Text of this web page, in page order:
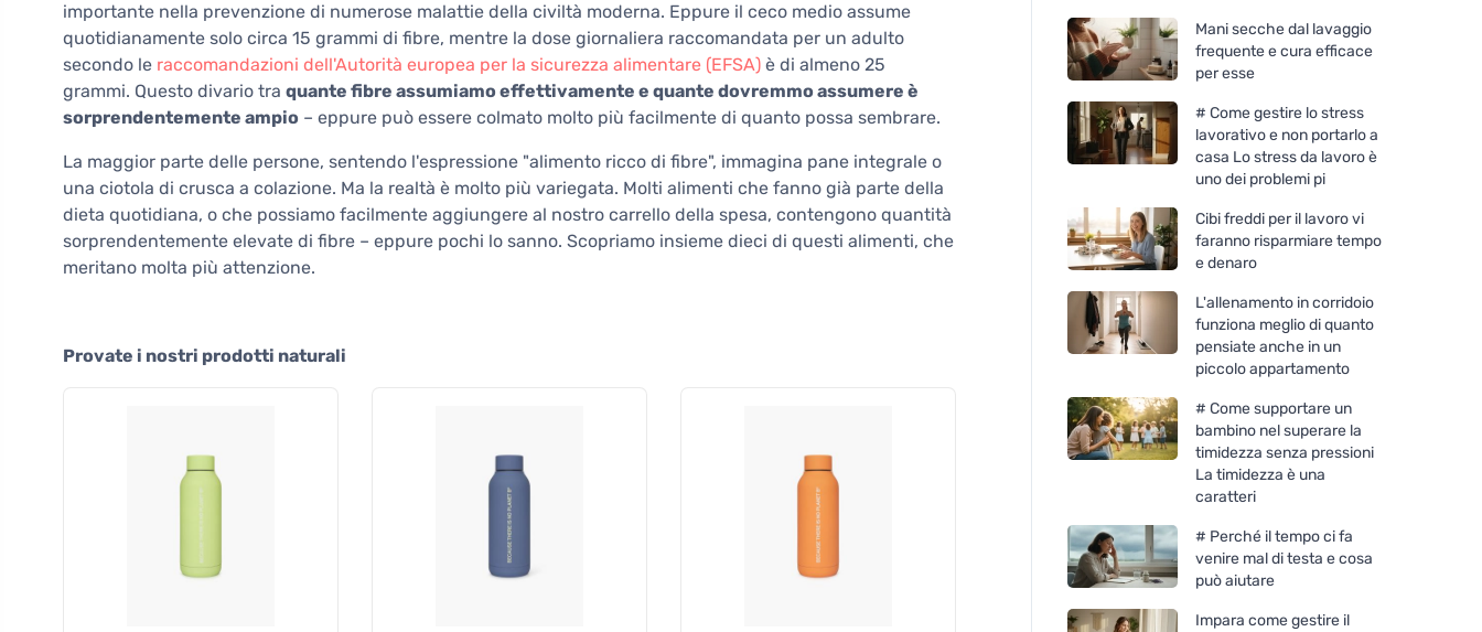
importante nella prevenzione di numerose malattie della civiltà moderna. Eppure il ceco medio assume
quotidianamente solo circa 15 grammi di fibre, mentre la dose giornaliera raccomandata per un adulto
secondo le raccomandazioni dell'Autorità europea per la sicurezza alimentare (EFSA) è di almeno 25
grammi. Questo divario tra quante fibre assumiamo effettivamente e quante dovremmo assumere è
sorprendentemente ampio – eppure può essere colmato molto più facilmente di quanto possa sembrare.
La maggior parte delle persone, sentendo l'espressione "alimento ricco di fibre", immagina pane integrale o
una ciotola di crusca a colazione. Ma la realtà è molto più variegata. Molti alimenti che fanno già parte della
dieta quotidiana, o che possiamo facilmente aggiungere al nostro carrello della spesa, contengono quantità
sorprendentemente elevate di fibre – eppure pochi lo sanno. Scopriamo insieme dieci di questi alimenti, che
meritano molta più attenzione.
Provate i nostri prodotti naturali
Mani secche dal lavaggio
frequente e cura efficace
per esse
# Come gestire lo stress
lavorativo e non portarlo a
casa Lo stress da lavoro è
uno dei problemi pi
Cibi freddi per il lavoro vi
faranno risparmiare tempo
e denaro
L'allenamento in corridoio
funziona meglio di quanto
pensiate anche in un
piccolo appartamento
# Come supportare un
bambino nel superare la
timidezza senza pressioni
La timidezza è una
caratteri
# Perché il tempo ci fa
venire mal di testa e cosa
può aiutare
Impara come gestire il